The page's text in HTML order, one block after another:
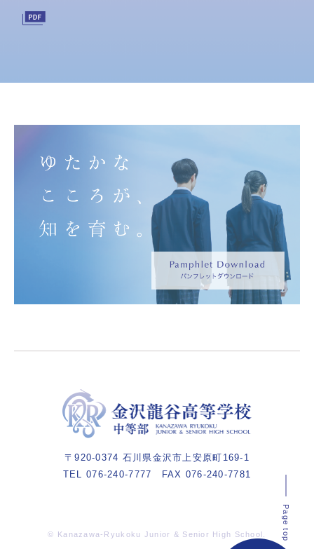
2025/10/06
令和８年度 調査書Excel版ダウンロード（中等部）
令和８年度 生徒募集要項（中等部）
〒920-0374 石川県金沢市上安原町169-1
TEL 076-240-7777 FAX 076-240-7781
© Kanazawa-Ryukoku Junior & Senior High School. Page top